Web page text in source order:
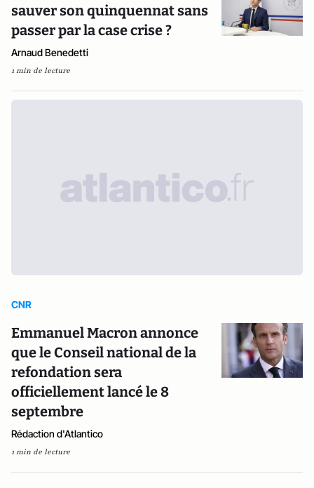
sauver son quinquennat sans
passer par la case crise ?
Arnaud Benedetti
1 min de lecture
CNR
Emmanuel Macron annonce
que le Conseil national de la
refondation sera
officiellement lancé le 8
septembre
Rédaction d'Atlantico
1 min de lecture